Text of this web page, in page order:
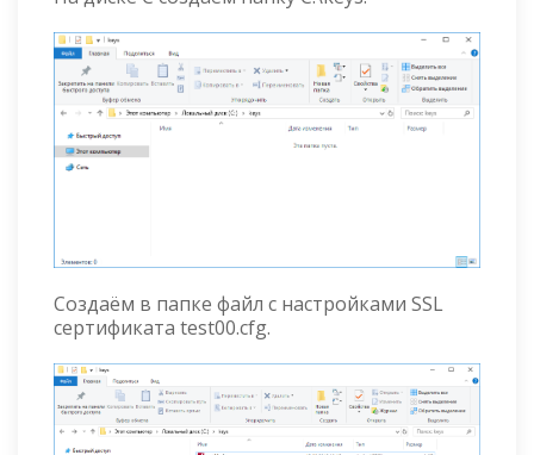
Создаём в папке файл с настройками SSL
сертификата test00.cfg.